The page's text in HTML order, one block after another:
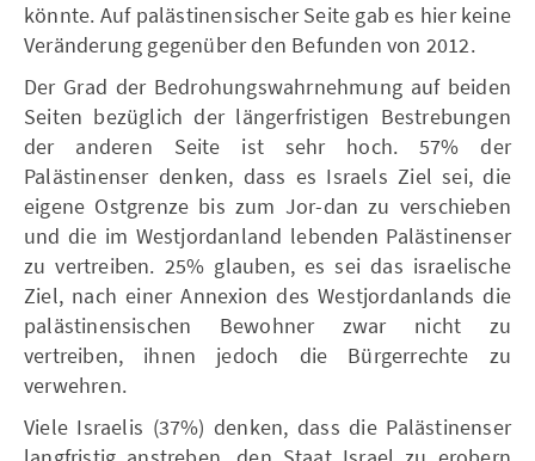
könnte. Auf palästinensischer Seite gab es hier keine
Veränderung gegenüber den Befunden von 2012.
Der Grad der Bedrohungswahrnehmung auf beiden
Seiten bezüglich der längerfristigen Bestrebungen
der anderen Seite ist sehr hoch. 57% der
Palästinenser denken, dass es Israels Ziel sei, die
eigene Ostgrenze bis zum Jor-dan zu verschieben
und die im Westjordanland lebenden Palästinenser
zu vertreiben. 25% glauben, es sei das israelische
Ziel, nach einer Annexion des Westjordanlands die
palästinensischen Bewohner zwar nicht zu
vertreiben, ihnen jedoch die Bürgerrechte zu
verwehren.
Viele Israelis (37%) denken, dass die Palästinenser